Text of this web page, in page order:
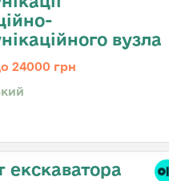
вузла
24000 грн
екскаватора